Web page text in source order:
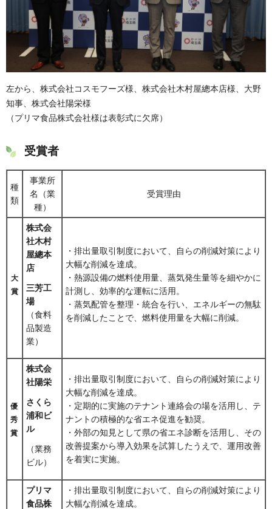
左から、株式会社コスモフーズ様、株式会社木村屋總本店様、大野
知事、株式会社陽栄様
（プリマ食品株式会社様は表彰式に欠席）
受賞者
種
類
事業所
名（業
種）
受賞理由
大
賞
株式会
社木村
屋總本
店
三芳工
場
（食料
品製造
業）
・排出量取引制度において、自らの削減対策により
大幅な削減を達成。
・熱源設備の燃料使用量、蒸気発生量等を細やかに
計測し、効率的な運転に活用。
・蒸気配管を整理・統合を行い、エネルギーの無駄
を削減したことで、燃料使用量を大幅に削減。
優
秀
賞
株式会
社陽栄
さくら
浦和ビ
ル
（業務
ビル）
・排出量取引制度において、自らの削減対策により
大幅な削減を達成。
・定期的に実施のテナント連絡会の場を活用し、テ
ナントの積極的な省エネ促進を勧奨。
・外部の知見として県の省エネ診断を活用し、その
改善提案から導入効果を試算したうえで、運用改善
を着実に実施。
プリマ
食品株
・排出量取引制度において、自らの削減対策により
大幅な削減を達成。